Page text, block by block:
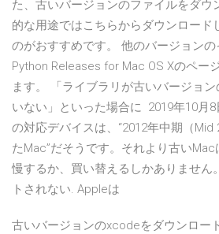
た、古いバージョンのファイルをダウ
的な用途ではこちらからダウンロード
のがおすすめです。 他のバージョン
Python Releases for Mac OS Xのペー
ます。 「ライブラリが古いバージョ
いない」といった場合に 2019年10月8
の対応デバイスは、“2012年中期（
たMac”だそうです。それより古い
慢するか、買い替えるしかありません
トされない. Appleは
古いバージョンのxcodeをダウンロー